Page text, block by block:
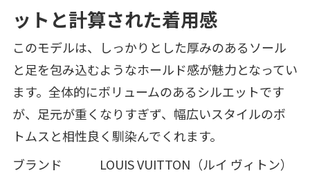
ットと計算された着用感
このモデルは、しっかりとした厚みのあるソール
と足を包み込むようなホールド感が魅力となってい
ます。全体的にボリュームのあるシルエットです
が、足元が重くなりすぎず、幅広いスタイルのボ
トムスと相性良く馴染んでくれます。
ブランド LOUIS VUITTON（ルイ ヴィトン）